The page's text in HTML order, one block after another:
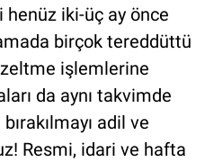
iki-üç ay önce
birçok tereddüttü
işlemlerine
da aynı takvimde
adil ve
Resmi, idari ve hafta